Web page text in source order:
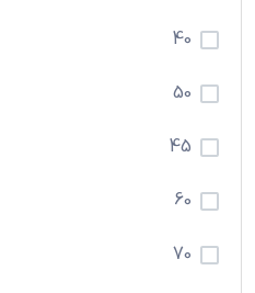
40
50
45
60
70